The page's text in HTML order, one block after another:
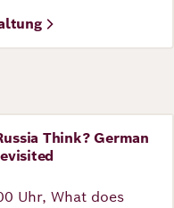
Think? German
Uhr, What does